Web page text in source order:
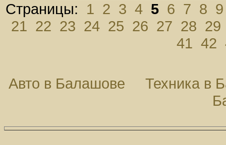
Страницы: 1 2 3 4 5 6 7 8 9
21 22 23 24 25 26 27 28 29
41 42
Авто в Балашове
Техника в